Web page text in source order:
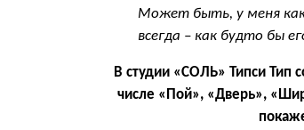
Может быть, у меня
всегда – как будто бы
В студии «СОЛЬ» Типси Тип
числе «Пой», «Дверь»,